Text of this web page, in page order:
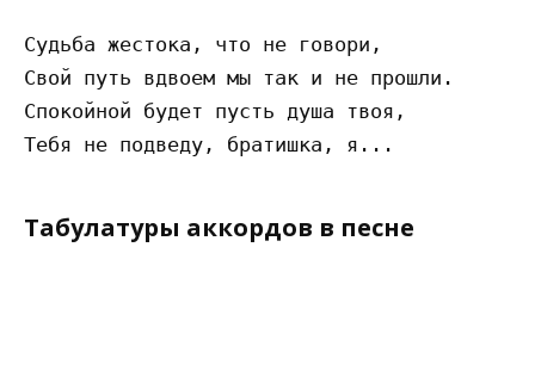
Судьба жестока, что не говори,
Свой путь вдвоем мы так и не прошли.
Спокойной будет пусть душа твоя,
Табулатуры аккордов в песне